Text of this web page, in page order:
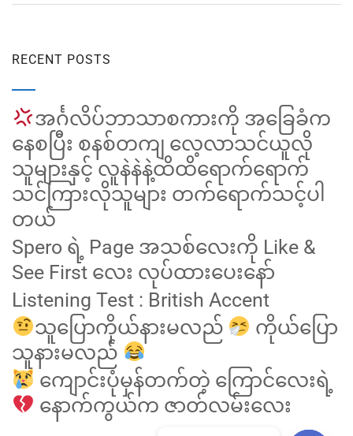
RECENT POSTS
အင်္ဂလိပ်ဘာသာစကားကို အခြေခံက
နေစပြီး စနစ်တကျ လေ့လာသင်ယူလို
သူများနှင့် လူနဲနဲနဲ့ထိထိရောက်ရောက်
သင်ကြားလိုသူများ တက်ရောက်သင့်ပါ
တယ်
Spero ရဲ့ Page အသစ်လေးကို Like &
See First လေး လုပ်ထားပေးနော်
Listening Test : British Accent
သူပြောကိုယ်နားမလည်
ကိုယ်ပြော
သူနားမလည်
ကျောင်းပုံမှန်တက်တဲ့ ကြောင်လေးရဲ့
နောက်ကွယ်က ဇာတ်လမ်းလေး